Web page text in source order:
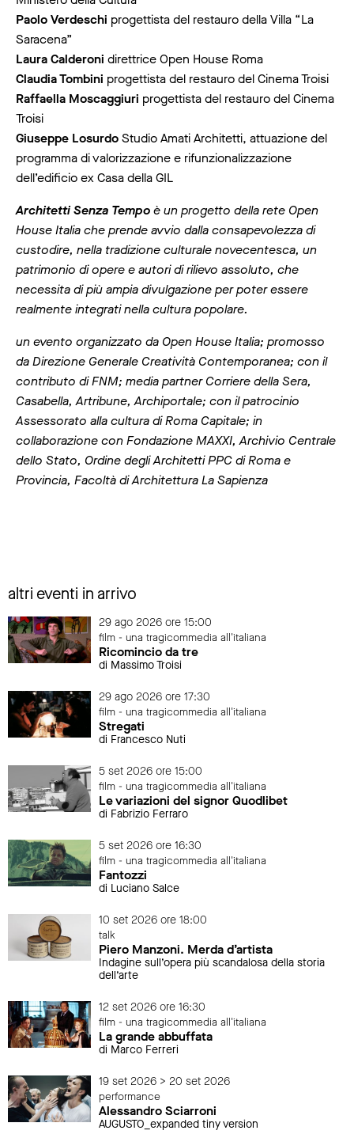
Paolo Verdeschi progettista del restauro della Villa “La
Saracena”
Laura Calderoni direttrice Open House Roma
Claudia Tombini progettista del restauro del Cinema Troisi
Raffaella Moscaggiuri progettista del restauro del Cinema
Troisi
Giuseppe LosurdoStudio Amati Architetti, attuazione del
programma di valorizzazione e rifunzionalizzazione
dell’edificio ex Casa della GIL
Architetti Senza Tempoè un progetto della rete Open
House Italia che prende avvio dalla consapevolezza di
custodire, nella tradizione culturale novecentesca, un
patrimonio di opere e autori di rilievo assoluto, che
necessita di più ampia divulgazione per poter essere
realmente integrati nella cultura popolare.
un evento organizzato da Open House Italia; promosso
da Direzione Generale Creatività Contemporanea; con il
contributo di FNM; media partner Corriere della Sera,
Casabella, Artribune, Archiportale; con il patrocinio
Assessorato alla cultura di Roma Capitale; in
collaborazione con Fondazione MAXXI, Archivio Centrale
dello Stato, Ordine degli Architetti PPC di Roma e
Provincia, Facoltà di Architettura La Sapienza
altri eventi in arrivo
29 ago 2026 ore 15:00
film - una tragicommedia all'italiana
Ricomincio da tre
di Massimo Troisi
29 ago 2026 ore 17:30
film - una tragicommedia all'italiana
Stregati
di Francesco Nuti
5 set 2026 ore 15:00
film - una tragicommedia all'italiana
Le variazioni del signor Quodlibet
di Fabrizio Ferraro
5 set 2026 ore 16:30
film - una tragicommedia all'italiana
Fantozzi
di Luciano Salce
10 set 2026 ore 18:00
talk
Piero Manzoni. Merda d’artista
Indagine sull’opera più scandalosa della storia
dell’arte
12 set 2026 ore 16:30
film - una tragicommedia all'italiana
La grande abbuffata
di Marco Ferreri
19 set 2026 > 20 set 2026
performance
Alessandro Sciarroni
AUGUSTO_expanded tiny version